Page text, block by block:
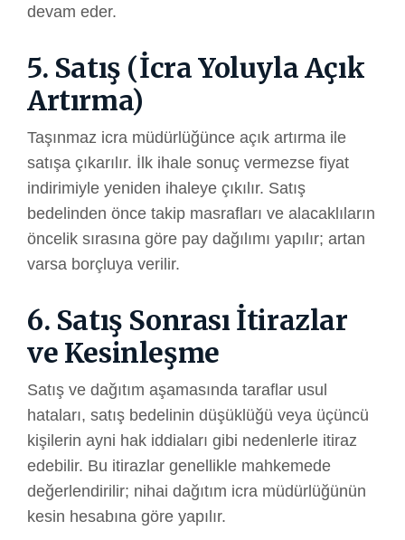
devam eder.
5. Satış (İcra Yoluyla Açık
Artırma)
Taşınmaz icra müdürlüğünce açık artırma ile
satışa çıkarılır. İlk ihale sonuç vermezse fiyat
indirimiyle yeniden ihaleye çıkılır. Satış
bedelinden önce takip masrafları ve alacaklıların
öncelik sırasına göre pay dağılımı yapılır; artan
varsa borçluya verilir.
6. Satış Sonrası İtirazlar
ve Kesinleşme
Satış ve dağıtım aşamasında taraflar usul
hataları, satış bedelinin düşüklüğü veya üçüncü
kişilerin ayni hak iddiaları gibi nedenlerle itiraz
edebilir. Bu itirazlar genellikle mahkemede
değerlendirilir; nihai dağıtım icra müdürlüğünün
kesin hesabına göre yapılır.